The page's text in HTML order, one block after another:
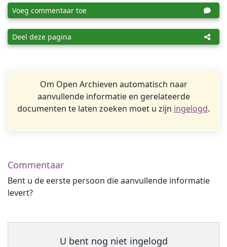
Voeg commentaar toe
Deel deze pagina
Om Open Archieven automatisch naar
aanvullende informatie en gerelateerde
documenten te laten zoeken moet u zijn ingelogd.
Commentaar
Bent u de eerste persoon die aanvullende informatie
levert?
U bent nog niet ingelogd